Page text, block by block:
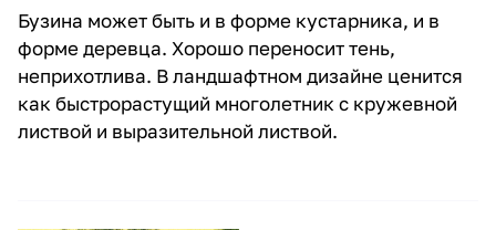
Бузина может быть и в форме кустарника, и в
форме деревца. Хорошо переносит тень,
неприхотлива. В ландшафтном дизайне ценится
как быстрорастущий многолетник с кружевной
листвой и выразительной листвой.